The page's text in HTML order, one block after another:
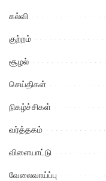
கல்வி
குற்றம்
சூழல்
செய்திகள்
நிகழ்ச்சிகள்
வர்த்தகம்
விளையாட்டு
வேலைவாய்ப்பு